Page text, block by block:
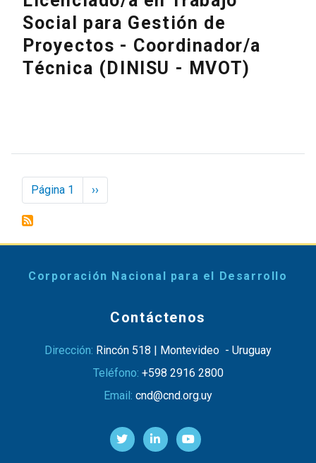
Social para Gestión de
Proyectos - Coordinador/a
Técnica (DINISU - MVOT)
Paginación
Página 1
Next
page
››
Corporación Nacional para el Desarrollo
Contáctenos
Dirección: Rincón 518 | Montevideo - Uruguay
Teléfono: +598 2916 2800
Email: cnd@cnd.org.uy